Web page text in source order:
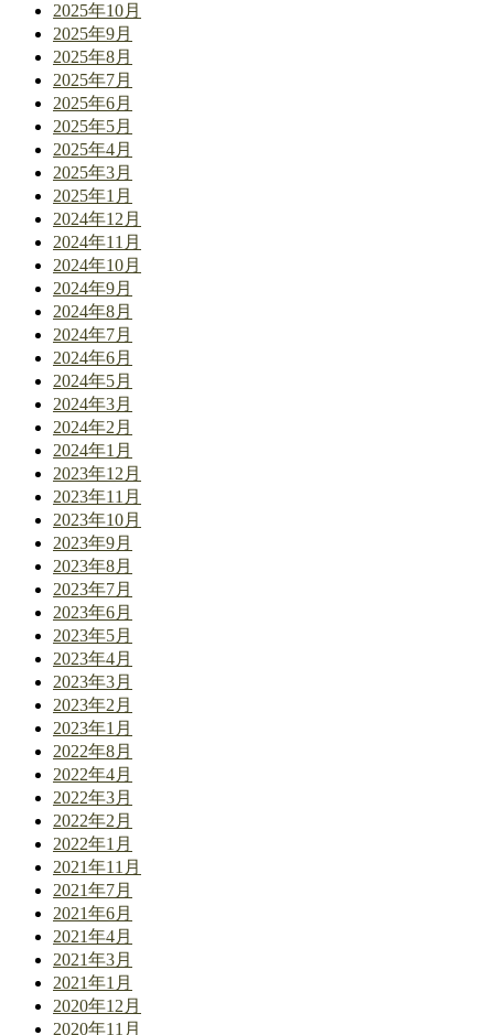
2025年10月
2025年9月
2025年8月
2025年7月
2025年6月
2025年5月
2025年4月
2025年3月
2025年1月
2024年12月
2024年11月
2024年10月
2024年9月
2024年8月
2024年7月
2024年6月
2024年5月
2024年3月
2024年2月
2024年1月
2023年12月
2023年11月
2023年10月
2023年9月
2023年8月
2023年7月
2023年6月
2023年5月
2023年4月
2023年3月
2023年2月
2023年1月
2022年8月
2022年4月
2022年3月
2022年2月
2022年1月
2021年11月
2021年7月
2021年6月
2021年4月
2021年3月
2021年1月
2020年12月
2020年11月